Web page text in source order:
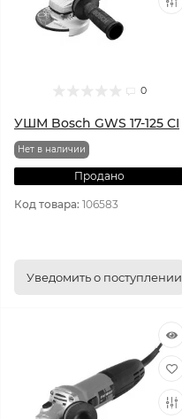
0
УШМ Bosch GWS 17-125 CI
Нет в наличии
Продано
Код товара: 106583
Уведомить о поступлении